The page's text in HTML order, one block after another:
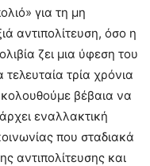
για τη μη
αντιπολίτευση, όσο η
ζει μια ύφεση του
τρία χρόνια
βέβαια να
εναλλακτική
που σταδιακά
αντιπολίτευσης και